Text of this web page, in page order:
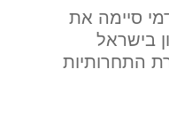
סיימה את
המזון בישראל
התחרותיות